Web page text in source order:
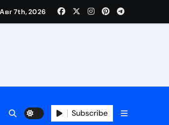
стейблкоином в долларах
7th, 2026
Subscribe